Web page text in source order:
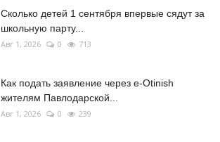
Сколько детей 1 сентября впервые сядут за
школьную парту...
Авг 1, 2026 0 713
Как подать заявление через e-Otinish
жителям Павлодарской...
Авг 1, 2026 0 239